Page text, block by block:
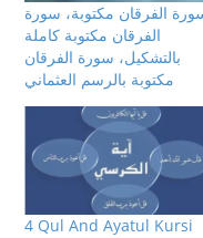
الفرقان مكتوبة، سورة
الفرقان مكتوبة كاملة
بالتشكيل، سورة الفرقان
مكتوبة بالرسم العثماني
4 Qul And Ayatul Kursi